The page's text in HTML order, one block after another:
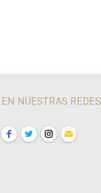
NUESTRAS REDES